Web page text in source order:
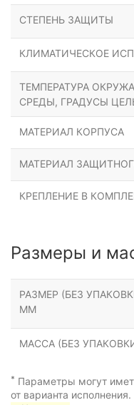
СТЕПЕНЬ ЗАЩИТЫ
КЛИМАТИЧЕСКОЕ
ТЕМПЕРАТУРА
СРЕДЫ, ГРАДУСЫ
МАТЕРИАЛ КОРПУСА
МАТЕРИАЛ
КРЕПЛЕНИЕ В
Размеры и
РАЗМЕР (БЕЗ
ММ
МАССА (БЕЗ
* Параметры могут
от варианта исполнения.